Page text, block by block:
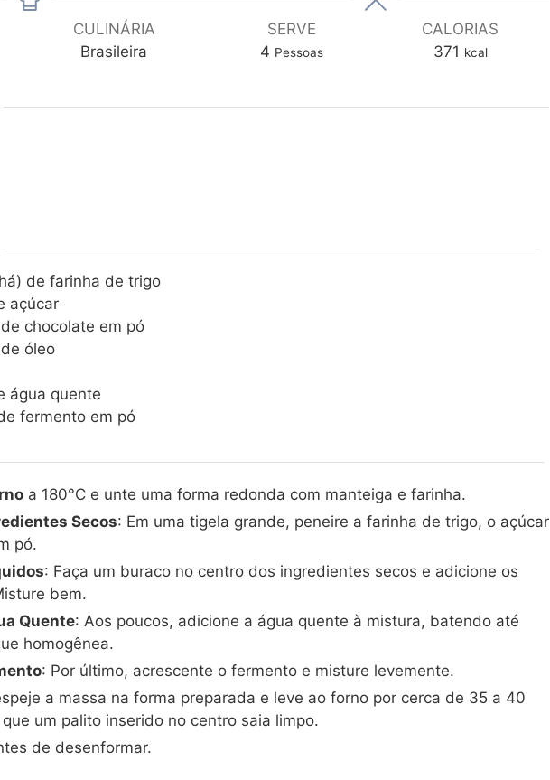
CULINÁRIA
Brasileira
SERVE
4 Pessoas
CALORIAS
371 kcal
de farinha de trigo
açúcar
chocolate em pó
óleo
água quente
fermento em pó
a 180°C e unte uma forma redonda com manteiga e farinha.
Secos: Em uma tigela grande, peneire a farinha de trigo, o açúcar
pó.
: Faça um buraco no centro dos ingredientes secos e adicione os
bem.
Quente: Aos poucos, adicione a água quente à mistura, batendo até
homogênea.
: Por último, acrescente o fermento e misture levemente.
a massa na forma preparada e leve ao forno por cerca de 35 a 40
um palito inserido no centro saia limpo.
de desenformar.